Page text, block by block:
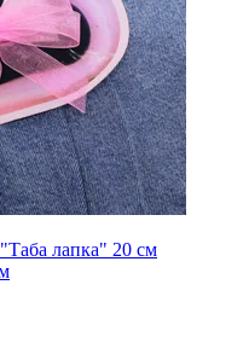
лапка" 20 см